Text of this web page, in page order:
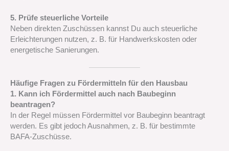
5. Prüfe steuerliche Vorteile
Neben direkten Zuschüssen kannst Du auch steuerliche
Erleichterungen nutzen, z. B. für Handwerkskosten oder
energetische Sanierungen.
Häufige Fragen zu Fördermitteln für den Hausbau
1. Kann ich Fördermittel auch nach Baubeginn
beantragen?
In der Regel müssen Fördermittel vor Baubeginn beantragt
werden. Es gibt jedoch Ausnahmen, z. B. für bestimmte
BAFA-Zuschüsse.